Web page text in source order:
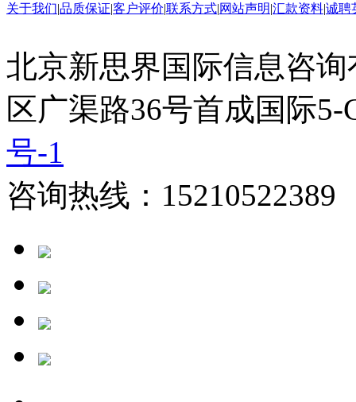
关于我们|品质保证|客户评价|联系方式|网站声明|汇款资料|诚聘
北京新思界国际信息咨
区广渠路36号首成国际
号-1
咨询热线：